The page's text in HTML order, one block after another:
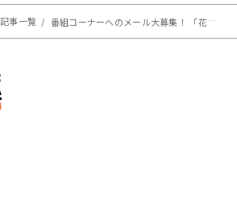
事一覧 番組コーナーへのメール大募集！ 「花澤香菜のひとりでできるかな？」